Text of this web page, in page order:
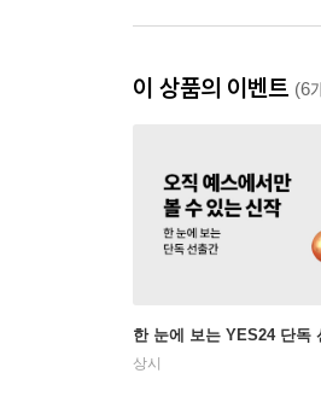
이 상품의 이벤트 (6
한 눈에 보는 YES24 단독
상시